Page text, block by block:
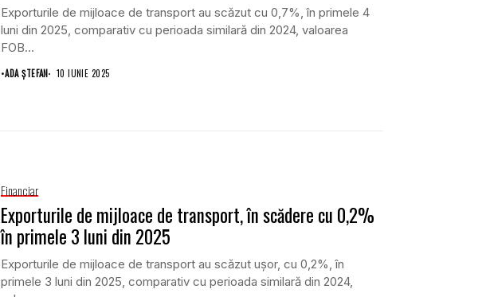
Exporturile de mijloace de transport au scăzut cu 0,7%, în primele 4
luni din 2025, comparativ cu perioada similară din 2024, valoarea
FOB...
•ADA ȘTEFAN 10 IUNIE 2025
Financiar
Exporturile de mijloace de transport, în scădere cu 0,2%
în primele 3 luni din 2025
Exporturile de mijloace de transport au scăzut ușor, cu 0,2%, în
primele 3 luni din 2025, comparativ cu perioada similară din 2024,